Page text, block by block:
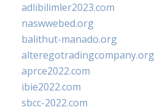
adlibilimler2023.com
naswwebed.org
balithut-manado.org
alteregotradingcompany.org
aprce2022.com
ibie2022.com
sbcc-2022.com